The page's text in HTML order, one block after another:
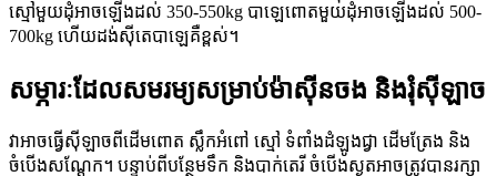
ស្មៅមួយដុំអាចឡើងដល់ 350-550kg បាឡេពោតមួយដុំអាចឡើងដល់ 500-
700kg ហើយដង់ស៊ីតេបាឡេគឺខ្ពស់។
សម្ភារៈដែលសមរម្យសម្រាប់ម៉ាស៊ីនចង និងរុំស៊ីឡាច
វាអាចធ្វើស៊ីឡាចពីដើមពោត ស្លឹកអំពៅ ស្មៅ ទំពាំងដំឡូងជ្វា ដើមត្រែង និង
ចំបើងសណ្តែក។ បន្ទាប់ពីបន្ថែមទឹក និងបាក់តេរី ចំបើងស្ងួតអាចត្រូវបានរក្សា